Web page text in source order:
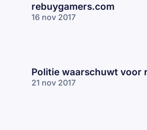
rebuygamers.com
16 nov 2017
Politie waarschuwt voor
21 nov 2017